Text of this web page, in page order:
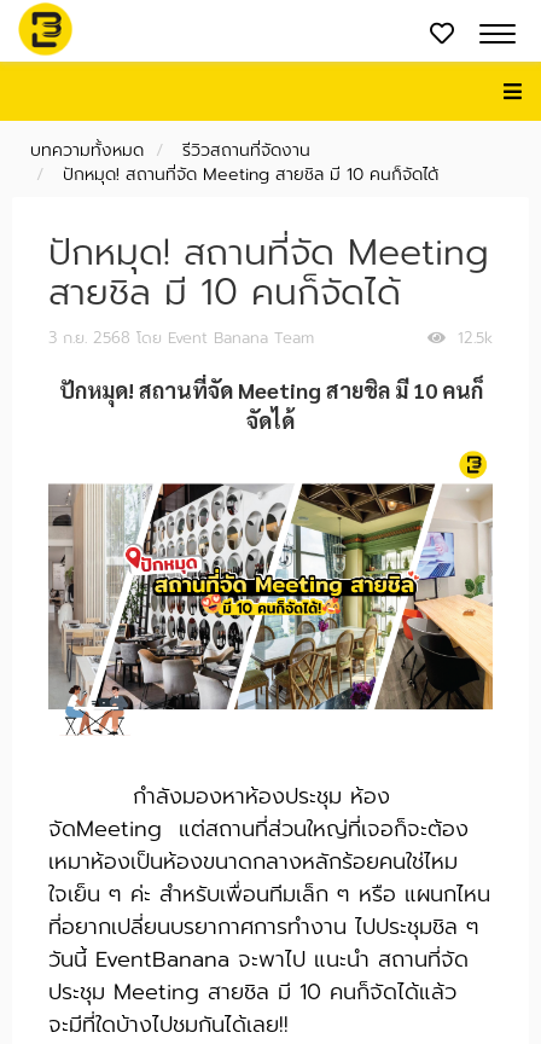
บทความทั้งหมด
รีวิวสถานที่จัดงาน
ปักหมุด! สถานที่จัด Meeting สายชิล มี 10 คนก็จัดได้
ปักหมุด! สถานที่จัด Meeting
สายชิล มี 10 คนก็จัดได้
12.5k
3 ก.ย. 2568 โดย Event Banana Team
ปักหมุด! สถานที่จัด Meeting สายชิล มี 10 คนก็
จัดได้
กำลังมองหาห้องประชุม ห้อง
จัดMeeting แต่สถานที่ส่วนใหญ่ที่เจอก็จะต้อง
เหมาห้องเป็นห้องขนาดกลางหลักร้อยคนใช่ไหม
ใจเย็น ๆ ค่ะ สำหรับเพื่อนทีมเล็ก ๆ หรือ แผนกไหน
ที่อยากเปลี่ยนบรยากาศการทำงาน ไปประชุมชิล ๆ
วันนี้ EventBanana จะพาไป แนะนำ สถานที่จัด
ประชุม Meeting สายชิล มี 10 คนก็จัดได้แล้ว
จะมีที่ใดบ้างไปชมกันได้เลย!!